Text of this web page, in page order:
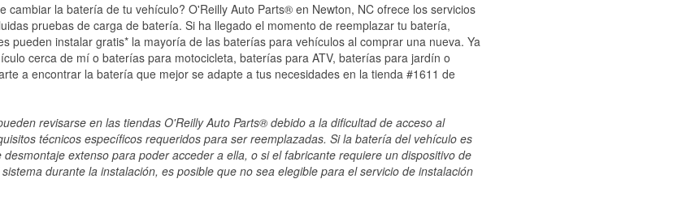
cambiar la batería de tu vehículo? O'Reilly Auto Parts® en Newton, NC ofrece los servicios
pruebas de carga de batería. Si ha llegado el momento de reemplazar tu batería,
pueden instalar gratis* la mayoría de las baterías para vehículos al comprar una nueva. Ya
cerca de mí o baterías para motocicleta, baterías para ATV, baterías para jardín o
a encontrar la batería que mejor se adapte a tus necesidades en la tienda #1611 de
revisarse en las tiendas O'Reilly Auto Parts® debido a la dificultad de acceso al
técnicos específicos requeridos para ser reemplazadas. Si la batería del vehículo es
extenso para poder acceder a ella, o si el fabricante requiere un dispositivo de
durante la instalación, es posible que no sea elegible para el servicio de instalación